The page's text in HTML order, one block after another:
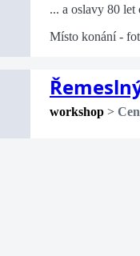
... a oslavy 80
Místo konání -
workshop >